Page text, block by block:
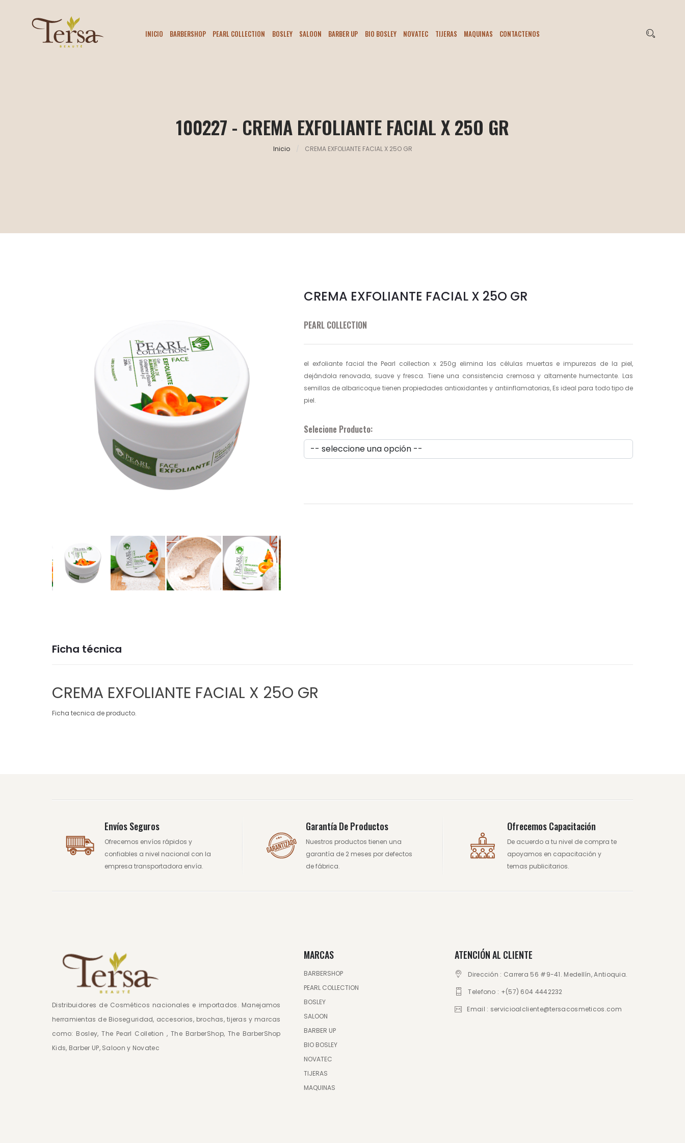
INICIO BARBERSHOP PEARL COLLECTION BOSLEY SALOON BARBER UP BIO BOSLEY NOVATEC TIJERAS MAQUINAS CONTACTENOS
100227 - CREMA EXFOLIANTE FACIAL X 25O GR
Inicio CREMA EXFOLIANTE FACIAL X 25O GR
CREMA EXFOLIANTE FACIAL X 25O GR
PEARL COLLECTION
el exfoliante facial the Pearl collection x 250g elimina las células muertas e impurezas de la piel,
dejándola renovada, suave y fresca. Tiene una consistencia cremosa y altamente humectante. Las
semillas de albaricoque tienen propiedades antioxidantes y antiinflamatorias, Es ideal para todo tipo de
piel.
Selecione Producto:
Ficha técnica
CREMA EXFOLIANTE FACIAL X 25O GR
Ficha tecnica de producto.
Envíos Seguros
Ofrecemos envíos rápidos y
confiables a nivel nacional con la
empresa transportadora envía.
Garantía De Productos
Nuestros productos tienen una
garantía de 2 meses por defectos
de fábrica.
Ofrecemos Capacitación
De acuerdo a tu nivel de compra te
apoyamos en capacitación y
temas publicitarios.
Distribuidores de Cosméticos nacionales e importados. Manejamos
herramientas de Bioseguridad, accesorios, brochas, tijeras y marcas
como: Bosley, The Pearl Colletion , The BarberShop, The BarberShop
Kids, Barber UP, Saloon y Novatec
MARCAS
BARBERSHOP
PEARL COLLECTION
BOSLEY
SALOON
BARBER UP
BIO BOSLEY
NOVATEC
TIJERAS
MAQUINAS
ATENCIÓN AL CLIENTE
Dirección : Carrera 56 #9-41. Medellín, Antioquia.
Telefono : +(57) 604 4442232
Email : servicioalcliente@tersacosmeticos.com